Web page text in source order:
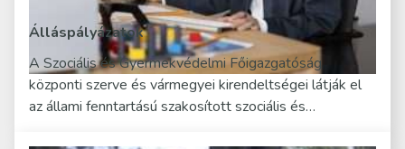
Álláspályázatok
A Szociális és Gyermekvédelmi Főigazgatóság
központi szerve és vármegyei kirendeltségei látják el
az állami fenntartású szakosított szociális és…